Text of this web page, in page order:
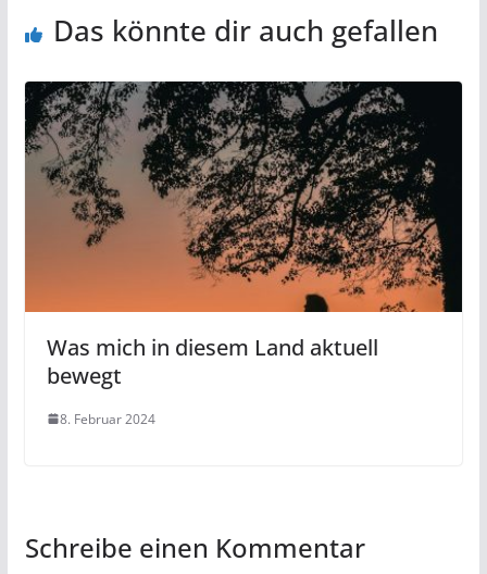
Das könnte dir auch gefallen
Was mich in diesem Land aktuell
bewegt
8. Februar 2024
Schreibe einen Kommentar